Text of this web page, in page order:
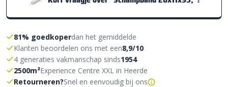
81% goedkoperdan het gemiddelde
Klanten beoordelen ons met een8,9/10
4 generaties vakmanschap sinds1954
2500m²Experience Centre XXL in Heerde
Retourneren?Snel en eenvoudig bij ons